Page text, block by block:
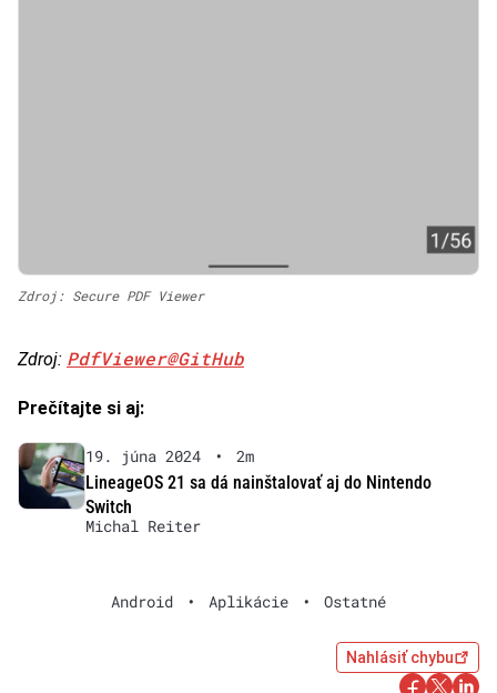
Zdroj: Secure PDF Viewer
Zdroj: PdfViewer@GitHub
Prečítajte si aj:
19. júna 2024 •
2m
LineageOS 21 sa dá nainštalovať aj do Nintendo
Switch
Michal Reiter
Android • Aplikácie • Ostatné
Nahlásiť chybu